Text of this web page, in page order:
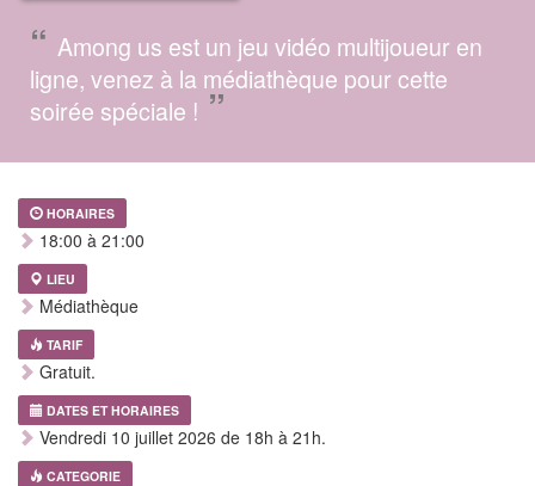
“ Among us est un jeu vidéo multijoueur en
ligne, venez à la médiathèque pour cette
soirée spéciale ! ”
HORAIRES
18:00 à 21:00
LIEU
Médiathèque
TARIF
Gratuit.
DATES ET HORAIRES
Vendredi 10 juillet 2026 de 18h à 21h.
CATEGORIE